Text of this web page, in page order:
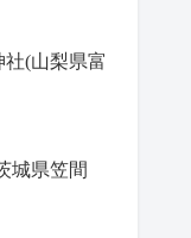
(山梨県富
城県笠間